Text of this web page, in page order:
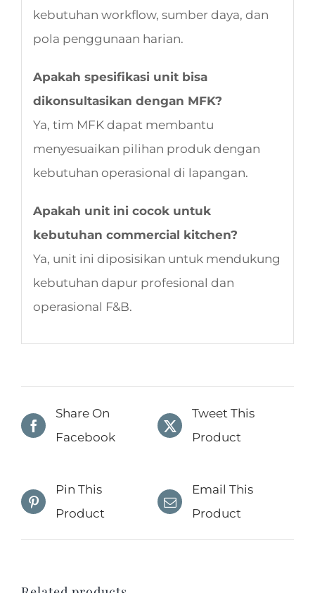
kebutuhan workflow, sumber daya, dan
pola penggunaan harian.
Apakah spesifikasi unit bisa
dikonsultasikan dengan MFK?
Ya, tim MFK dapat membantu
menyesuaikan pilihan produk dengan
kebutuhan operasional di lapangan.
Apakah unit ini cocok untuk
kebutuhan commercial kitchen?
Ya, unit ini diposisikan untuk mendukung
kebutuhan dapur profesional dan
operasional F&B.
Share On
Facebook
Tweet This
Product
Pin This
Product
Email This
Product